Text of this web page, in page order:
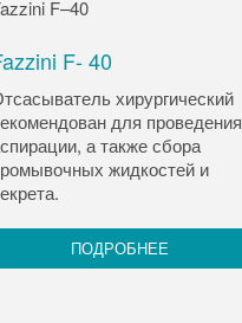
F- 40
хирургический
для проведения
а также сбора
жидкостей и
ПОДРОБНЕЕ